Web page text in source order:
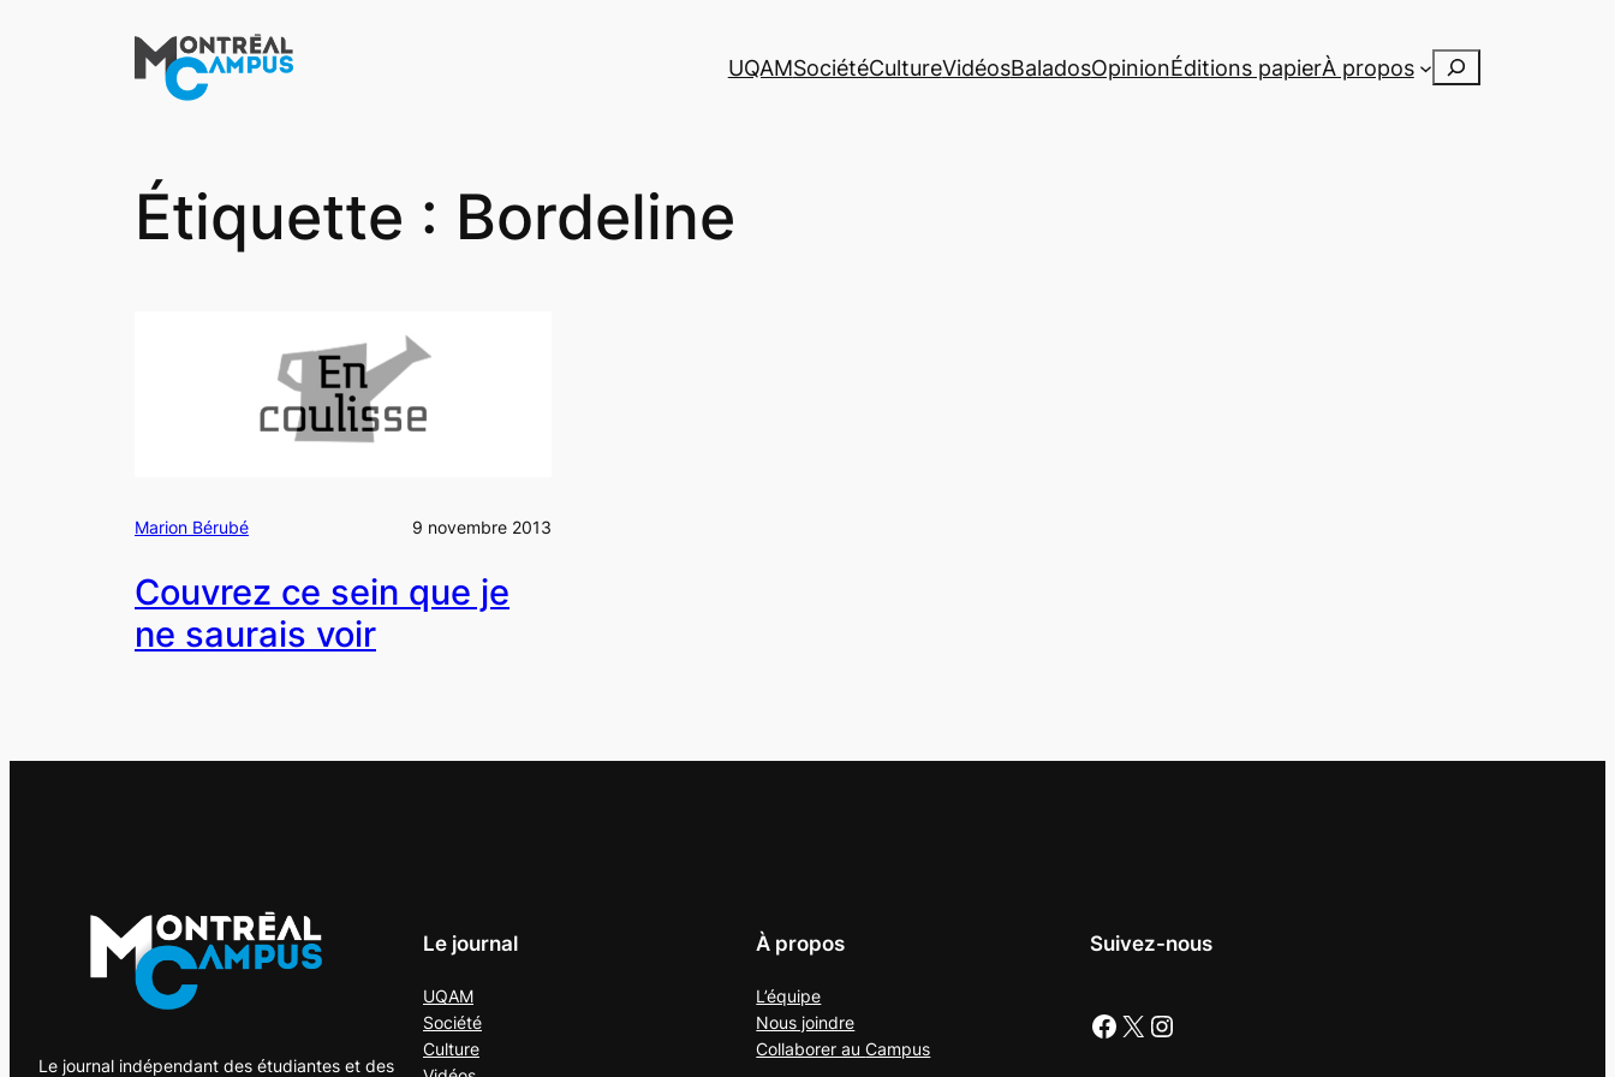
UQAMSociétéCultureVidéosBaladosOpinionÉditions papierÀ propos Rechercher
Étiquette : Bordeline
Marion Bérubé 9 novembre 2013
Couvrez ce sein que je
ne saurais voir
Le journal indépendant des étudiantes et des
Le journal
UQAM
Société
Culture
À propos
L’équipe
Nous joindre
Collaborer auCampus
Suivez-nous
Facebook X Instagram